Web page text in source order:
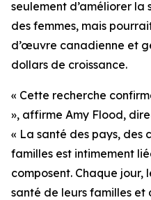
seulement d’améliorer
des femmes, mais
d’œuvre canadienne et
dollars de croissance.
« Cette recherche
», affirme Amy Flood,
« La santé des pays, des
familles est intimement
composent. Chaque jour,
santé de leurs familles et